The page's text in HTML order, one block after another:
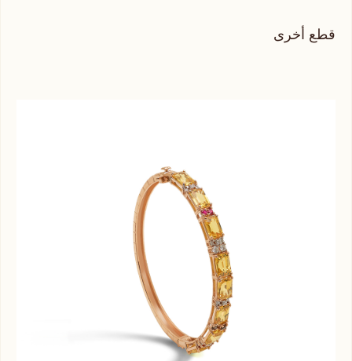
قطع أخرى